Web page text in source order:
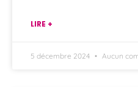
LIRE +
5 décembre 2024 Aucun